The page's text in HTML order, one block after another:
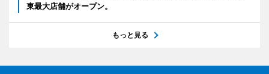
東最大店舗がオープン。
もっと見る